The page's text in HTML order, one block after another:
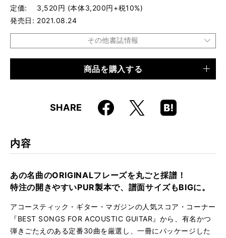
定価
3,520円 (本体3,200円+税10%)
発売日
2021.08.24
その他書誌情報
9784845636600
商品を購入する
SHARE Faceboo
k
X
Hatena
Boo
内容
あの名曲のORIGINALフレーズを丸ごと採譜！
特注の開きやすいPUR製本で、譜面サイズもBIGに。
アコースティック・ギター・マガジンの人気スコア・コーナー
『BEST SONGS FOR ACOUSTIC GUITAR』から、有名かつ
弾きごたえのある定番30曲を厳選し、一冊にパッケージした